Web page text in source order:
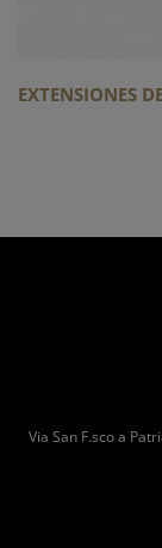
EXTENSIONES
Via San F.sco a